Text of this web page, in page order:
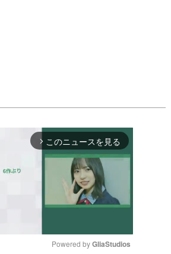
arrow_forward_ios このニュースを見る
Powered by GliaStudios